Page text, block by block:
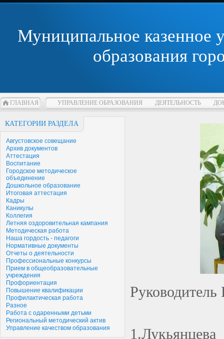
Муниципальное казенное
образования
ГЛАВНАЯ УПРАВЛЕНИЕ ОБРАЗОВАНИЯ ДЕЯТЕЛЬНОСТЬ
КАТЕГОРИИ РАЗДЕЛА
Августовское совещание
Архив документов
Аттестация
Воспитание
Городское методическое
объединение
Дошкольное образование
Итоговая аттестация
Кадры
Каникулы
Коллегия
Летняя оздоровительная кампания
Методическая работа
Наша гордость - педагоги
Нормативные документы
Отчеты о деятельности
Профессиональные конкурсы
Прием в общеобразовательные
учреждения
Профориентация
Повышение квалификации
Профилактическая работа
Разное
Работа с одаренными детьми
Региональный методический актив
Управление качеством образования